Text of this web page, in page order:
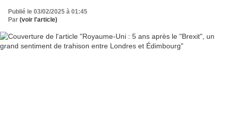
Publié le 03/02/2025 à 01:45
Par (voir l'article)